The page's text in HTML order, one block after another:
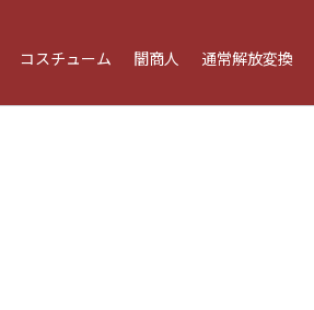
コスチューム 闇商人 通常解放変換